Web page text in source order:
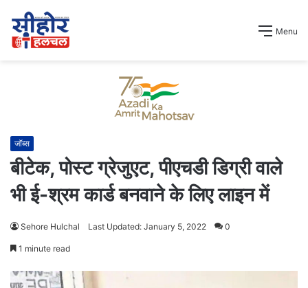
Menu
जॉब्स
बीटेक, पोस्ट ग्रेजुएट, पीएचडी डिग्री वाले
भी ई-श्रम कार्ड बनवाने के लिए लाइन में
Sehore Hulchal Last Updated: January 5, 2022 0
1 minute read